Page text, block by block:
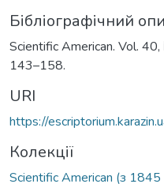
Бібліографічний
Scientific American. Vol.
143–158.
URI
https://
Колекції
Scientific American (з 1845